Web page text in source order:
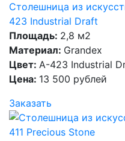
Столешница из
423 Industrial Draft
Площадь: 2,8 м2
Материал: Grandex
Цвет: A-423 Industrial
Цена: 13 500 рублей
Заказать